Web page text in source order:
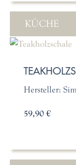
KÜCHE
Hersteller:
59,90 €